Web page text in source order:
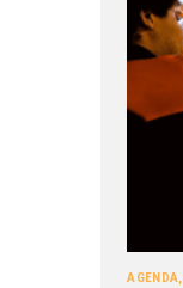
AGENDA,